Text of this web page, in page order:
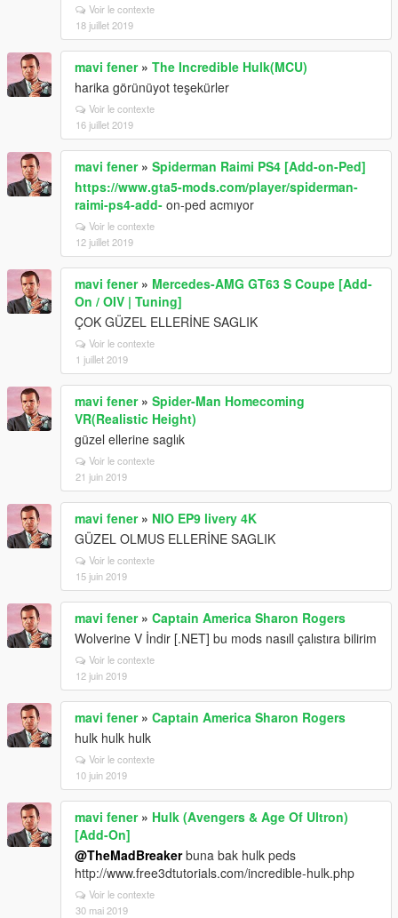
Voir le contexte
18 juillet 2019
mavi fener» The Incredible Hulk(MCU)
harika görünüyot teşekürler
Voir le contexte
16 juillet 2019
mavi fener» Spiderman Raimi PS4 [Add-on-Ped]
https://www.gta5-mods.com/player/spiderman-
raimi-ps4-add- on-ped acmıyor
Voir le contexte
12 juillet 2019
mavi fener» Mercedes-AMG GT63 S Coupe [Add-
On / OIV | Tuning]
ÇOK GÜZEL ELLERİNE SAGLIK
Voir le contexte
1 juillet 2019
mavi fener» Spider-Man Homecoming
VR(Realistic Height)
güzel ellerine saglık
Voir le contexte
21 juin 2019
mavi fener» NIO EP9 livery 4K
GÜZEL OLMUS ELLERİNE SAGLIK
Voir le contexte
15 juin 2019
mavi fener» Captain America Sharon Rogers
Wolverine V İndir [.NET] bu mods nasıll çalıstıra bilirim
Voir le contexte
12 juin 2019
mavi fener» Captain America Sharon Rogers
hulk hulk hulk
Voir le contexte
10 juin 2019
mavi fener» Hulk (Avengers & Age Of Ultron)
[Add-On]
@TheMadBreakerbuna bak hulk peds
http://www.free3dtutorials.com/incredible-hulk.php
Voir le contexte
30 mai 2019